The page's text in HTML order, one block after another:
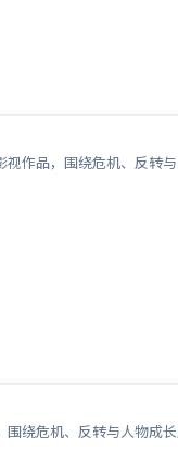
作品，围绕危机、反转
绕危机、反转与人物成